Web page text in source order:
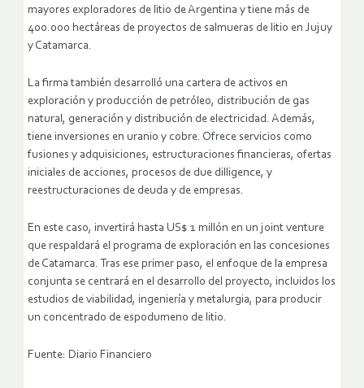
mayores exploradores de litio de Argentina y tiene más de
400.000 hectáreas de proyectos de salmueras de litio en Jujuy
y Catamarca.
La firma también desarrolló una cartera de activos en
exploración y producción de petróleo, distribución de gas
natural, generación y distribución de electricidad. Además,
tiene inversiones en uranio y cobre. Ofrece servicios como
fusiones y adquisiciones, estructuraciones financieras, ofertas
iniciales de acciones, procesos de due dilligence, y
reestructuraciones de deuda y de empresas.
En este caso, invertirá hasta US$ 1 millón en un joint venture
que respaldará el programa de exploración en las concesiones
de Catamarca. Tras ese primer paso, el enfoque de la empresa
conjunta se centrará en el desarrollo del proyecto, incluidos los
estudios de viabilidad, ingeniería y metalurgia, para producir
un concentrado de espodumeno de litio.
Fuente: Diario Financiero